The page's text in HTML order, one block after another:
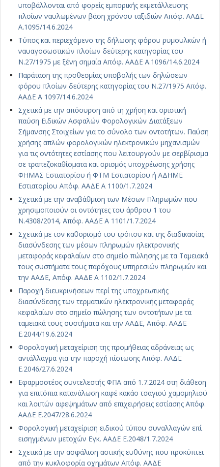
υποβάλλονται από φορείς εμπορικής εκμετάλλευσης
πλοίων ναυλωμένων βάση χρόνου ταξιδιών Απόφ. ΑΑΔΕ
Α.1095/14.6.2024
Τύπος και περιεχόμενο της δήλωσης φόρου ρυμουλκών ή
ναυαγοσωστικών πλοίων δεύτερης κατηγορίας του
Ν.27/1975 με ξένη σημαία Απόφ. ΑΑΔΕ Α.1096/14.6.2024
Παράταση της προθεσμίας υποβολής των δηλώσεων
φόρου πλοίων δεύτερης κατηγορίας του Ν.27/1975 Απόφ.
ΑΑΔΕ Α 1097/14.6.2024
Σχετικά με την απόσυρση από τη χρήση και οριστική
παύση Ειδικών Ασφαλών Φορολογικών Διατάξεων
Σήμανσης Στοιχείων για το σύνολο των οντοτήτων. Παύση
χρήσης απλών φορολογικών ηλεκτρονικών μηχανισμών
για τις οντότητες εστίασης που λειτουργούν με σερβίρισμα
σε τραπεζοκαθίσματα και ορισμός υποχρέωσης χρήσης
ΦΗΜΑΣ Εστιατορίου ή ΦΤΜ Εστιατορίου ή ΑΔΗΜΕ
Εστιατορίου Απόφ. ΑΑΔΕ Α 1100/1.7.2024
Σχετικά με την αναβάθμιση των Μέσων Πληρωμών που
χρησιμοποιούν οι οντότητες του άρθρου 1 του
Ν.4308/2014, Απόφ. ΑΑΔΕ Α 1101/1.7.2024
Σχετικά με τον καθορισμό του τρόπου και της διαδικασίας
διασύνδεσης των μέσων πληρωμών ηλεκτρονικής
μεταφοράς κεφαλαίων στο σημείο πώλησης με τα Ταμειακά
τους συστήματα τους παρόχους υπηρεσιών πληρωμών και
την ΑΑΔΕ, Απόφ. ΑΑΔΕ Α 1102/1.7.2024
Παροχή διευκρινήσεων περί της υποχρεωτικής
διασύνδεσης των τερματικών ηλεκτρονικής μεταφοράς
κεφαλαίων στο σημείο πώλησης των οντοτήτων με τα
ταμειακά τους συστήματα και την ΑΑΔΕ, Απόφ. ΑΑΔΕ
Ε.2044/19.6.2024
Φορολογική μεταχείριση της προμήθειας αδράνειας ως
αντάλλαγμα για την παροχή πίστωσης Απόφ. ΑΑΔΕ
Ε.2046/27.6.2024
Εφαρμοστέος συντελεστής ΦΠΑ από 1.7.2024 στη διάθεση
για επιτόπια κατανάλωση καφέ κακάο τσαγιού χαμομηλιού
και λοιπών αφεψημάτων από επιχειρήσεις εστίασης Απόφ.
ΑΑΔΕ Ε.2047/28.6.2024
Φορολογική μεταχείριση ειδικού τύπου συναλλαγών επί
εισηγμένων μετοχών Εγκ. ΑΑΔΕ Ε.2048/1.7.2024
Σχετικά με την ασφάλιση αστικής ευθύνης που προκύπτει
από την κυκλοφορία οχημάτων Απόφ. ΑΑΔΕ